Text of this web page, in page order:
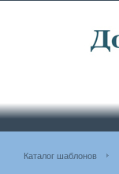
Каталог шаблонов